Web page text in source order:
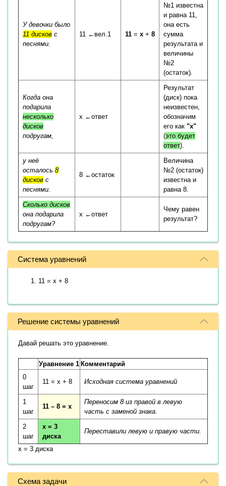
У девочки было
11 дисков с
песнями.
11 ←вел.1 11 = x + 8
№1 известна
и равна 11,
она есть
сумма
результата и
величины
№2
(остаток).
Когда она
подарила
несколько
дисков
подругам,
x ←ответ
Результат
(диск) пока
неизвестен,
обозначим
его как "x"
(это будет
ответ).
у неё
осталось 8
дисков с
песнями.
8 ←остаток
Величина
№2 (остаток)
известна и
равна 8.
Сколько дисков
она подарила
подругам?
x ←ответ
Чему равен
результат?
Система уравнений
11 = x + 8
Решение системы уравнений
Давай решать это уравнение.
Уравнение 1 Комментарий
0
шаг
11 = x + 8 Исходная система уравнений
1
шаг
11 – 8 = x
Переносим 8 из правой в левую
часть с заменой знака.
2
шаг
x = 3
диска
Переставили левую и правую части.
x = 3 диска
Схема задачи